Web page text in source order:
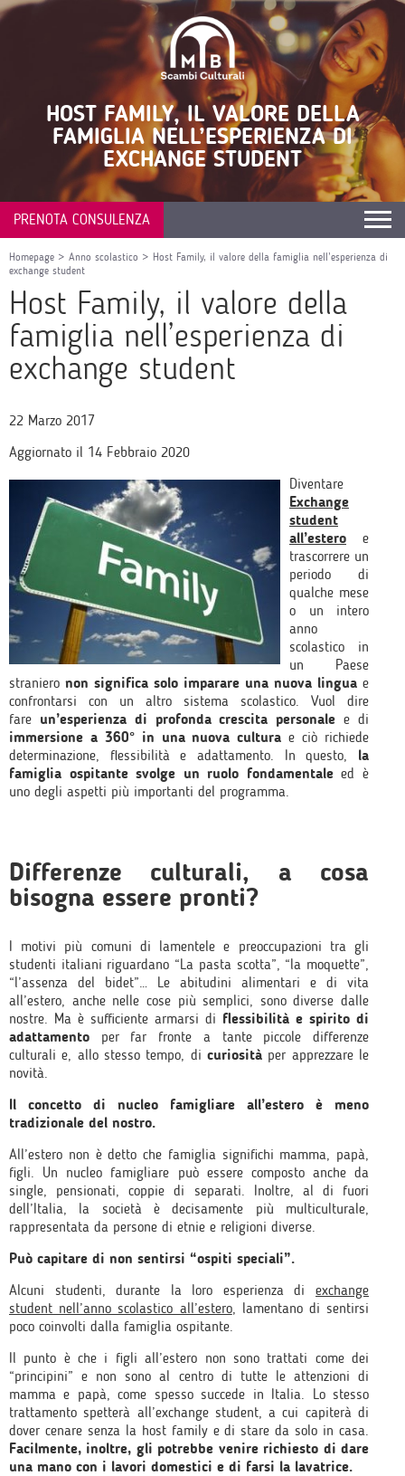
HOST FAMILY, IL VALORE DELLA
FAMIGLIA NELL’ESPERIENZA DI
EXCHANGE STUDENT
PRENOTA CONSULENZA
Homepage > Anno scolastico > Host Family, il valore della famiglia nell’esperienza di
exchange student
Host Family, il valore della
famiglia nell’esperienza di
exchange student
22 Marzo 2017
Aggiornato il 14 Febbraio 2020
Diventare
Exchange
student
all’estero
e
trascorrere un
periodo di
qualche mese
o un intero
anno
scolastico in
un Paese
straniero non significa solo imparare una nuova lingua e
confrontarsi con un altro sistema scolastico. Vuol dire
fare un’esperienza di profonda crescita personalee di
immersione a 360° in una nuova cultura e ciò richiede
determinazione, flessibilità e adattamento. In questo, la
famiglia ospitante svolge un ruolo fondamentaleed è
uno degli aspetti più importanti del programma.
Differenze culturali, a cosa
bisogna essere pronti?
I motivi più comuni di lamentele e preoccupazioni tra gli
studenti italiani riguardano “La pasta scotta”, “la moquette”,
“l’assenza del bidet”… Le abitudini alimentari e di vita
all’estero, anche nelle cose più semplici, sono diverse dalle
nostre. Ma è sufficiente armarsi di flessibilità e spirito di
adattamento per far fronte a tante piccole differenze
culturali e, allo stesso tempo, di curiosità per apprezzare le
novità.
Il concetto di nucleo famigliare all’estero è meno
tradizionale del nostro.
All’estero non è detto che famiglia significhi mamma, papà,
figli. Un nucleo famigliare può essere composto anche da
single, pensionati, coppie di separati. Inoltre, al di fuori
dell’Italia, la società è decisamente più multiculturale,
rappresentata da persone di etnie e religioni diverse.
Può capitare di non sentirsi “ospiti speciali”.
Alcuni studenti, durante la loro esperienza di exchange
student nell’anno scolastico all’estero, lamentano di sentirsi
poco coinvolti dalla famiglia ospitante.
Il punto è che i figli all’estero non sono trattati come dei
“principini” e non sono al centro di tutte le attenzioni di
mamma e papà, come spesso succede in Italia. Lo stesso
trattamento spetterà all’exchange student, a cui capiterà di
dover cenare senza la host family e di stare da solo in casa.
Facilmente, inoltre, gli potrebbe venire richiesto di dare
una mano con i lavori domestici e di farsi la lavatrice.